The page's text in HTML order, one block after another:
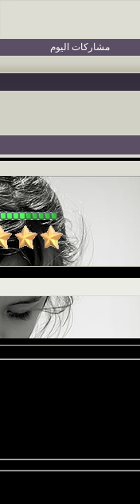
مشاركات اليوم